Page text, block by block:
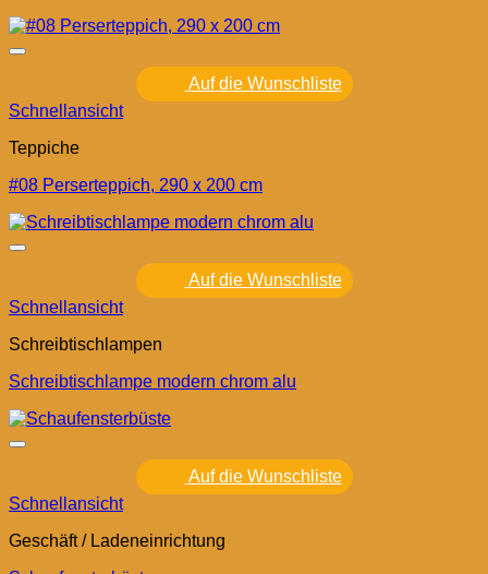
Auf die Wunschliste
Schnellansicht
Teppiche
#08 Perserteppich, 290 x 200 cm
Auf die Wunschliste
Schnellansicht
Schreibtischlampen
Schreibtischlampe modern chrom alu
Auf die Wunschliste
Schnellansicht
Geschäft / Ladeneinrichtung